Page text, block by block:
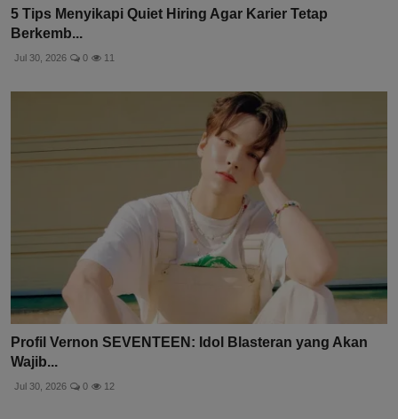
5 Tips Menyikapi Quiet Hiring Agar Karier Tetap
Berkemb...
Jul 30, 2026 0 11
Profil Vernon SEVENTEEN: Idol Blasteran yang Akan
Wajib...
Jul 30, 2026 0 12